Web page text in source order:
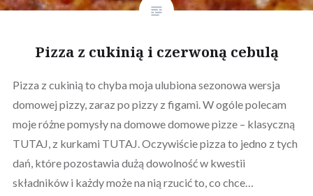
Pizza z cukinią i czerwoną cebulą
Pizza z cukinią to chyba moja ulubiona sezonowa wersja
domowej pizzy, zaraz po pizzy z figami. W ogóle polecam
moje różne pomysły na domowe domowe pizze – klasyczną
TUTAJ, z kurkami TUTAJ. Oczywiście pizza to jedno z tych
dań, które pozostawia dużą dowolność w kwestii
składników i każdy może na nią rzucić to, co chce…